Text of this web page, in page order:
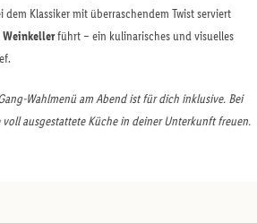
dem Klassiker mit überraschendem Twist serviert
Weinkellerführt – ein kulinarisches und visuelles
Wahlmenü am Abend ist für dich inklusive. Bei
ausgestattete Küche in deiner Unterkunft freuen.